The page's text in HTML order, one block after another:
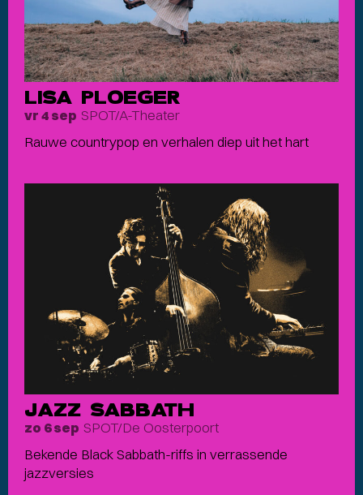
LISA PLOEGER
vr 4 sep SPOT/A-Theater
Rauwe countrypop en verhalen diep uit het hart
JAZZ SABBATH
zo 6 sep SPOT/De Oosterpoort
Bekende Black Sabbath-riffs in verrassende
jazzversies